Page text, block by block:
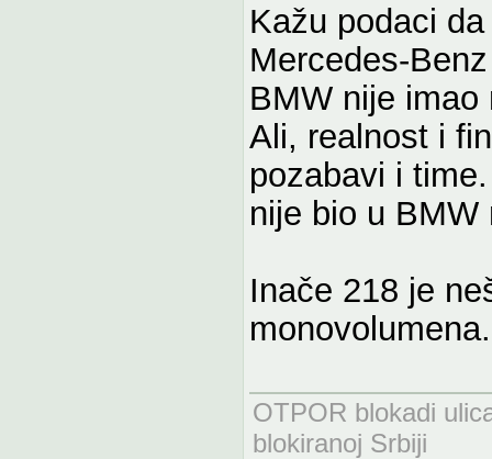
Kažu podaci
Mercedes-
BMW nije
Ali, realnost i
pozabavi i
nije bio u BMW
Inače 218 je
OTPOR blokadi
blokiranoj Srbiji